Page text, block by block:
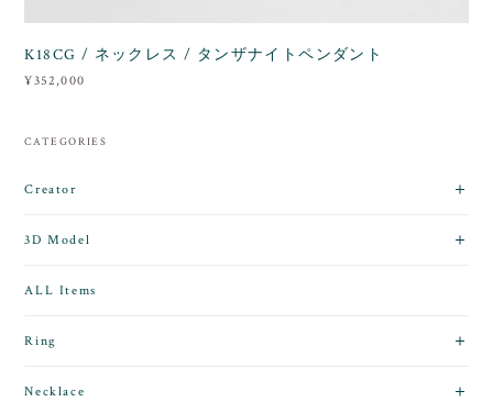
K18CG / ネックレス / タンザナイトペンダント
¥352,000
CATEGORIES
Creator
3D Model
ALL Items
Ring
Necklace